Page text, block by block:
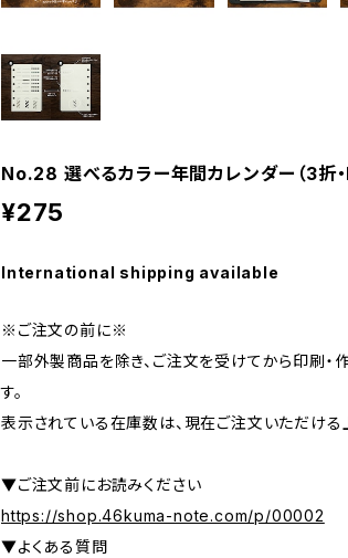
No.28 選べるカラー年間カレンダー（3折・
¥275
International shipping available
※ご注文の前に※
一部外製商品を除き、ご注文を受けてから印刷・
す。
表示されている在庫数は、現在ご注文いただける
▼ご注文前にお読みください
https://shop.46kuma-note.com/p/00002
▼よくある質問